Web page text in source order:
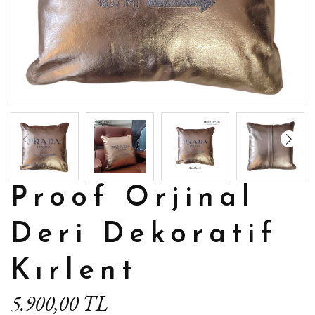
Proof Orjinal
Deri Dekoratif
Kırlent
5.900,00 TL